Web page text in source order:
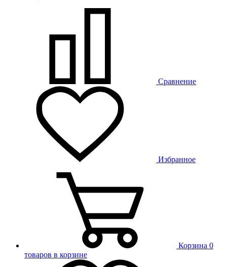
Сравнение
Избранное
Корзина 0
товаров в корзине